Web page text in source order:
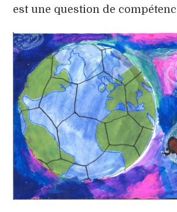
est une question de